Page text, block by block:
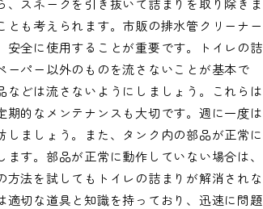
スネークを引き抜いて詰まりを取り除きま
も考えられます。市販の排水管クリーナー
全に使用することが重要です。トイレの詰
パー以外のものを流さないことが基本で
どは流さないようにしましょう。これらは
的なメンテナンスも大切です。週に一度は
ましょう。また、タンク内の部品が正常に
す。部品が正常に動作していない場合は、
法を試してもトイレの詰まりが解消されな
切な道具と知識を持っており、迅速に問題